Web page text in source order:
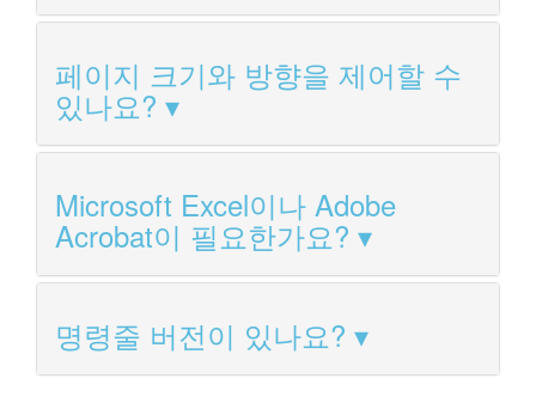
페이지 크기와 방향을 제어할 수
있나요?
Microsoft Excel이나 Adobe
Acrobat이 필요한가요?
명령줄 버전이 있나요?